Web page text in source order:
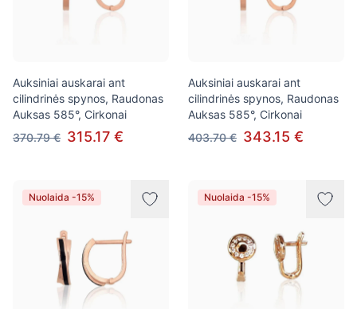
Auksiniai auskarai ant
cilindrinės spynos, Raudonas
Auksas 585°, Cirkonai
370.79 € 315.17 €
Auksiniai auskarai ant
cilindrinės spynos, Raudonas
Auksas 585°, Cirkonai
403.70 € 343.15 €
Nuolaida -15% Nuolaida -15%